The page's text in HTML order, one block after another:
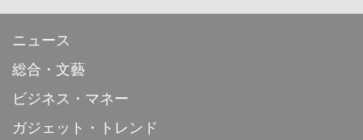
ニュース
総合・文藝
ビジネス・マネー
ガジェット・トレンド